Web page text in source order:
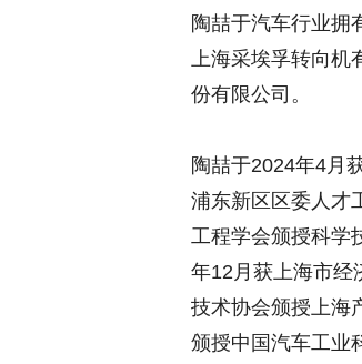
陶喆于汽车行业拥
上海采埃孚转向机
份有限公司。
陶喆于2024年4月
浦东新区区委人才
工程学会颁授科学
年12月获上海市经
技术协会颁授上海
颁授中国汽车工业